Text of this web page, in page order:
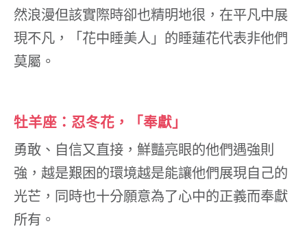
然浪漫但該實際時卻也精明地很，在平凡中展
現不凡，「花中睡美人」的睡蓮花代表非他們
莫屬。
牡羊座：忍冬花，「奉獻」
勇敢、自信又直接，鮮豔亮眼的他們遇強則
強，越是艱困的環境越是能讓他們展現自己的
光芒，同時也十分願意為了心中的正義而奉獻
所有。